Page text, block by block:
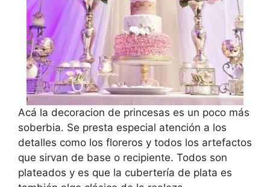
Acá la decoracion de princesas es un poco más
soberbia. Se presta especial atención a los
detalles como los floreros y todos los artefactos
que sirvan de base o recipiente. Todos son
plateados y es que la cubertería de plata es